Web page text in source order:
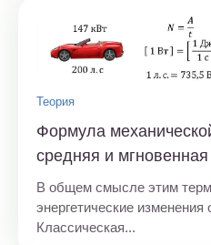
Теория
Формула
средняя и
В общем смысле этим
энергетические
Классическая...